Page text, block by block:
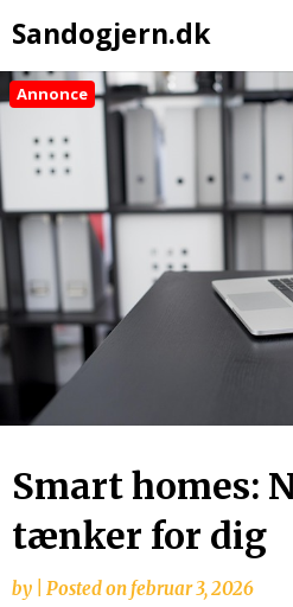
Sandogjern.dk
Annonce
Smart homes:
tænker for dig
by Posted onfebruar 3, 2026